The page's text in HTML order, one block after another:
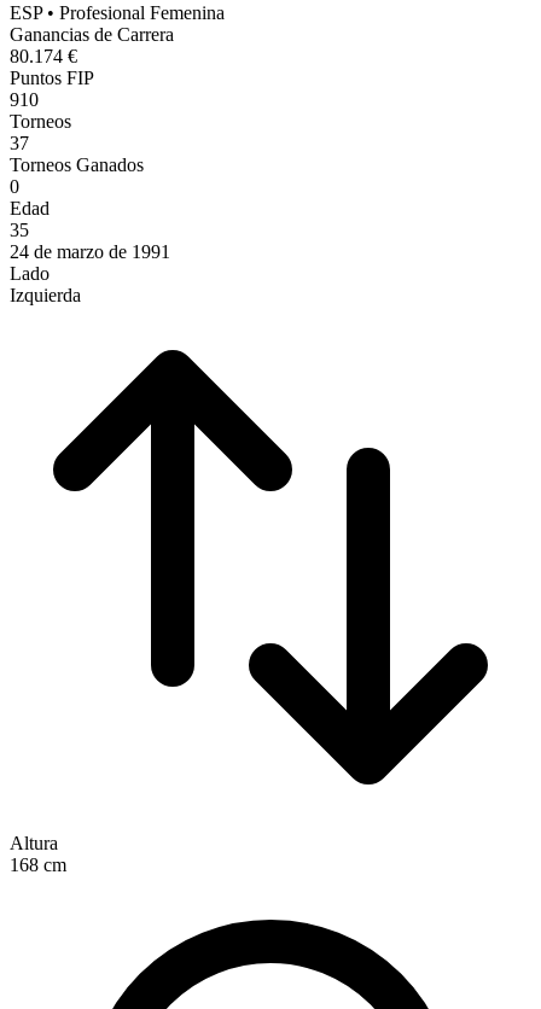
ESP• Profesional Femenina
Ganancias de Carrera
80.174 €
Puntos FIP
910
Torneos
37
Torneos Ganados
0
Edad
35
24 de marzo de 1991
Lado
Izquierda
Altura
168 cm